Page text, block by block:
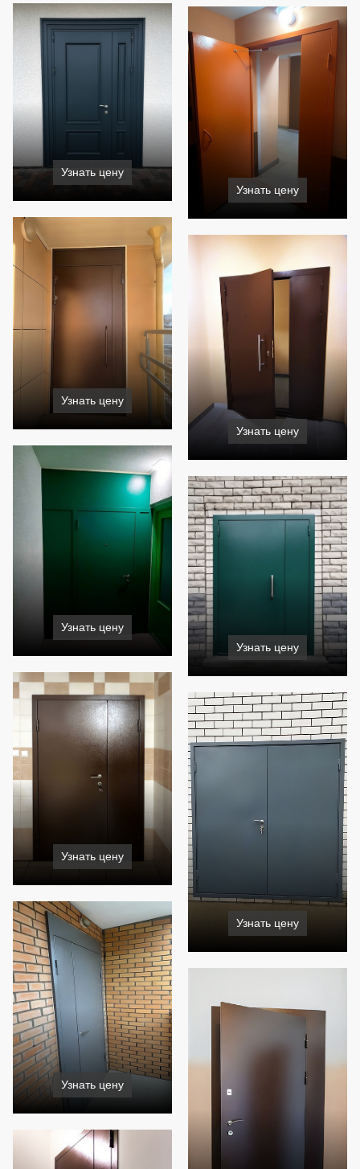
Узнать цену
Узнать цену
Узнать цену
Узнать цену
Узнать цену
Узнать цену
Узнать цену
Узнать цену
Узнать цену